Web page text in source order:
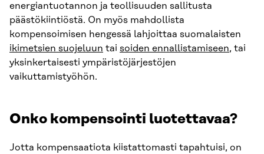
energiantuotannon ja teollisuuden sallitusta
päästökiintiöstä. On myös mahdollista
kompensoimisen hengessä lahjoittaa suomalaisten
ikimetsien suojeluun tai soiden ennallistamiseen, tai
yksinkertaisesti ympäristöjärjestöjen
vaikuttamistyöhön.
Onko kompensointi luotettavaa?
Jotta kompensaatiota kiistattomasti tapahtuisi, on